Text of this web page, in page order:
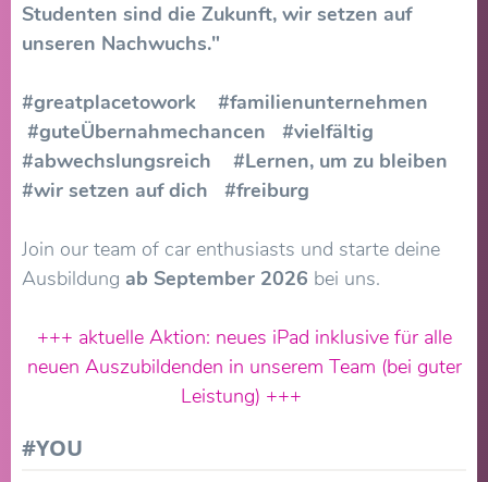
Studenten sind die Zukunft, wir setzen auf
unseren Nachwuchs."
#greatplacetowork #familienunternehmen
#guteÜbernahmechancen #vielfältig
#abwechslungsreich #Lernen, um zu bleiben
#wir setzen auf dich #freiburg
Join our team of car enthusiasts und starte deine
Ausbildung ab September 2026 bei uns.
+++ aktuelle Aktion: neues iPad inklusive für alle
neuen Auszubildenden in unserem Team (bei guter
Leistung) +++
#YOU